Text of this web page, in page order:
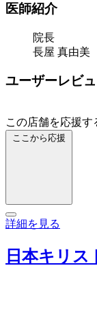
医師紹介
院長
長屋 真由美
ユーザーレビ
この店舗を応援す
ここから応援
詳細を見る
日本キリス